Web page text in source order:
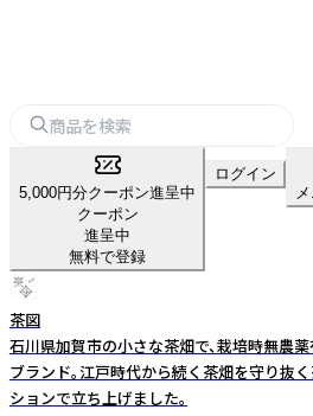
5,000円分クーポン進呈中
クーポン
進呈中
無料で登録
ログイン
茶図
石川県加賀市の小さな茶畑で、栽培時無農薬
ブランド。江戸時代から続く茶畑を守り抜
ションで立ち上げました。